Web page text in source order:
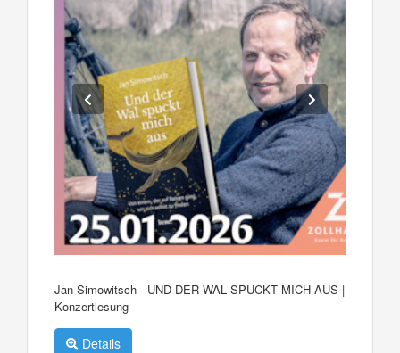
Jan Simowitsch - UND DER WAL SPUCKT MICH AUS |
Konzertlesung
Details